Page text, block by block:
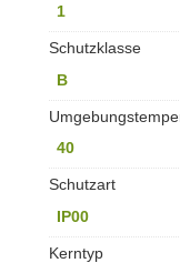
1
Schutzklasse
B
40
Schutzart
IP00
Kerntyp